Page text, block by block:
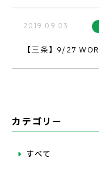
2019.09.03
【三条】9/27
カテゴリー
すべて